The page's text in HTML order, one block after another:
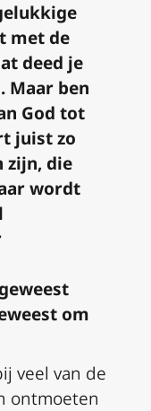
met de
at deed je
Maar ben
God tot
juist zo
zijn, die
wordt
om
veel van de
ontmoeten